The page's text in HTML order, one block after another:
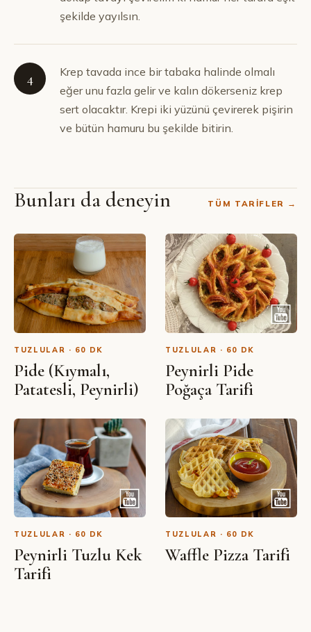
şekilde yayılsın.
4
Krep tavada ince bir tabaka halinde olmalı
eğer unu fazla gelir ve kalın dökerseniz krep
sert olacaktır. Krepi iki yüzünü çevirerek pişirin
ve bütün hamuru bu şekilde bitirin.
Bunları da deneyin TÜM TARIFLER →
TUZLULAR · 60 DK
Pide (Kıymalı,
Patatesli, Peynirli)
TUZLULAR · 60 DK
Peynirli Pide
Poğaça Tarifi
TUZLULAR · 60 DK
Peynirli Tuzlu Kek
Tarifi
TUZLULAR · 60 DK
Waffle Pizza Tarifi